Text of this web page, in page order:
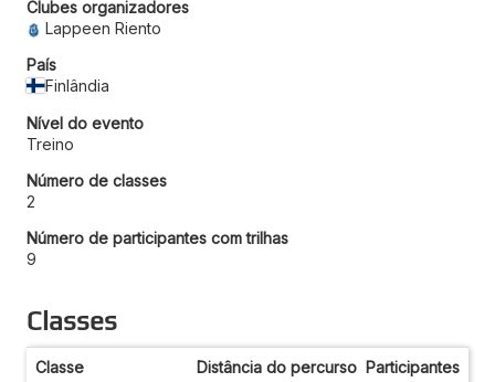
Clubes organizadores
Lappeen Riento
País
Finlândia
Nível do evento
Treino
Número de classes
2
Número de participantes com trilhas
9
Classes
Classe Distância do percurso Participantes